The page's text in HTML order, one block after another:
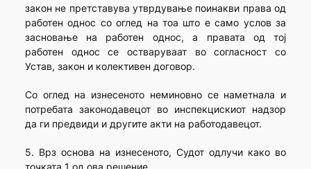
закон не претставува утврдување поинакви права од
работен однос со оглед на тоа што е само услов за
засновање на работен однос, а правата од тој
работен однос се остваруваат во согласност со
Устав, закон и колективен договор.
Со оглед на изнесеното неминовно се наметнала и
потребата законодавецот во инспекцискиот надзор
да ги предвиди и другите акти на работодавецот.
5. Врз основа на изнесеното, Судот одлучи како во